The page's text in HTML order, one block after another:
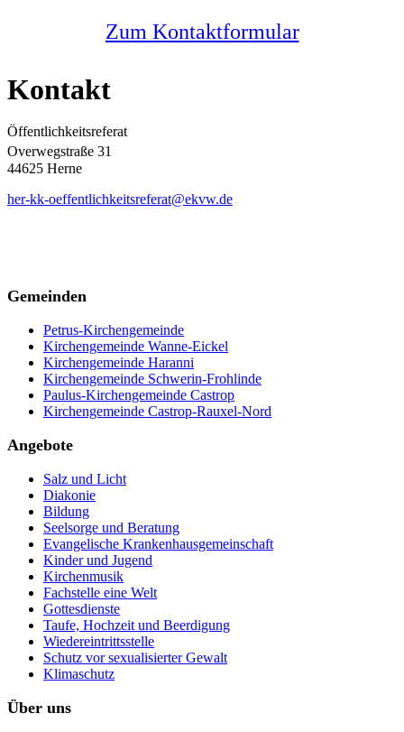
Zum Kontaktformular
Kontakt
Öffentlichkeitsreferat
Overwegstraße 31
44625 Herne
her-kk-oeffentlichkeitsreferat@ekvw.de
Gemeinden
Petrus-Kirchengemeinde
Kirchengemeinde Wanne-Eickel
Kirchengemeinde Haranni
Kirchengemeinde Schwerin-Frohlinde
Paulus-Kirchengemeinde Castrop
Kirchengemeinde Castrop-Rauxel-Nord
Angebote
Salz und Licht
Diakonie
Bildung
Seelsorge und Beratung
Evangelische Krankenhausgemeinschaft
Kinder und Jugend
Kirchenmusik
Fachstelle eine Welt
Gottesdienste
Taufe, Hochzeit und Beerdigung
Wiedereintrittsstelle
Schutz vor sexualisierter Gewalt
Klimaschutz
Über uns